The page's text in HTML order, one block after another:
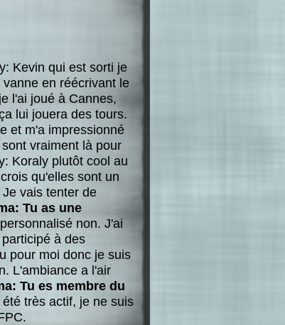
Kevin qui est sorti je
en réécrivant le
l'ai joué à Cannes,
lui jouera des tours.
et m'a impressionné
vraiment là pour
Koraly plutôt cool au
qu'elles sont un
vais tenter de
Tu as une
non. J'ai
à des
pour moi donc je suis
L'ambiance a l'air
Tu es membre du
très actif, je ne suis